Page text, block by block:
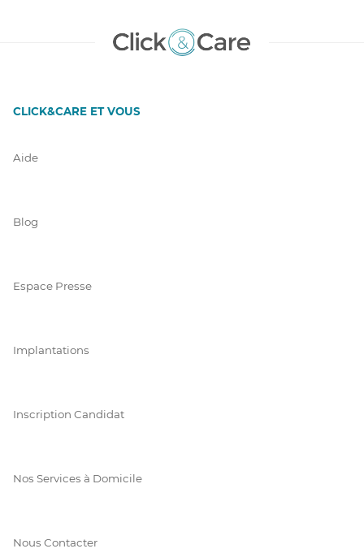
CLICK&CARE ET VOUS
Aide
Blog
Espace Presse
Implantations
Inscription Candidat
Nos Services à Domicile
Nous Contacter